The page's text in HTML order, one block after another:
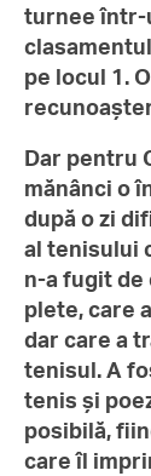
turnee într-
pe locul 1.
Dar pentru
mănânci o
după o zi
al tenisului
n-a fugit
plete, care
dar care a
tenisul. A
tenis și
posibilă,
care îl